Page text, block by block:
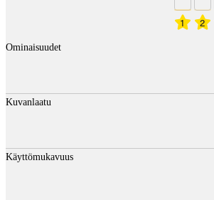
1 2
Ominaisuudet
Kuvanlaatu
Käyttömukavuus